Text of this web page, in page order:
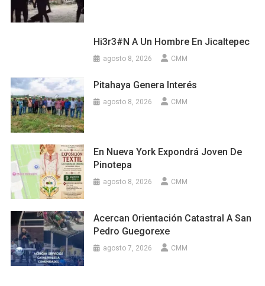
Hi3r3#n A Un Hombre En Jicaltepec
agosto 8, 2026 CMM
Pitahaya Genera Interés
agosto 8, 2026 CMM
En Nueva York Expondrá Joven De
Pinotepa
agosto 8, 2026 CMM
Acercan Orientación Catastral A San
Pedro Guegorexe
agosto 7, 2026 CMM